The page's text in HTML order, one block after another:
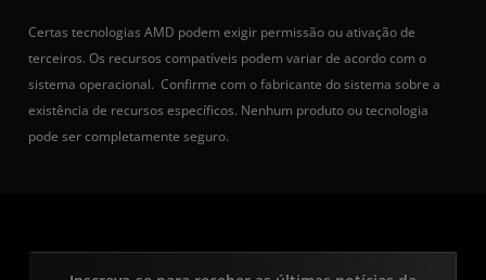
Certas tecnologias AMD podem exigir permissão ou ativação de
terceiros. Os recursos compatíveis podem variar de acordo com o
sistema operacional. Confirme com o fabricante do sistema sobre a
existência de recursos específicos. Nenhum produto ou tecnologia
pode ser completamente seguro.